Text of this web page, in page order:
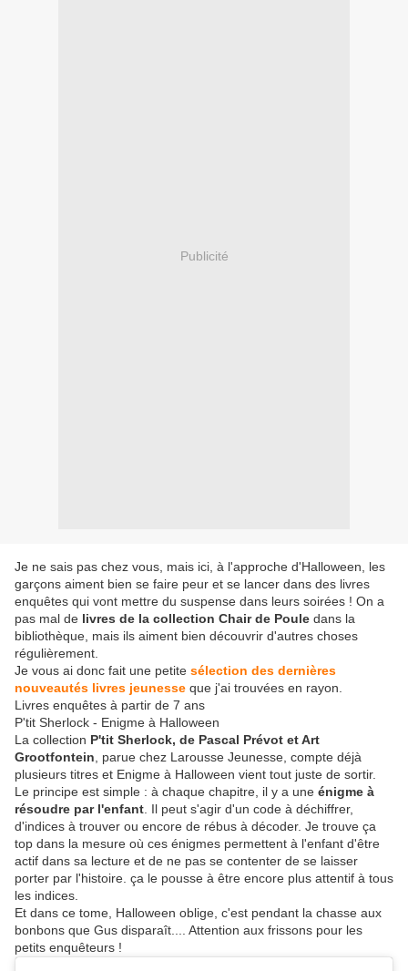
Publicité
Je ne sais pas chez vous, mais ici, à l'approche d'Halloween, les
garçons aiment bien se faire peur et se lancer dans des livres
enquêtes qui vont mettre du suspense dans leurs soirées ! On a
pas mal de livres de la collection Chair de Poule dans la
bibliothèque, mais ils aiment bien découvrir d'autres choses
régulièrement.
Je vous ai donc fait une petite sélection des dernières
nouveautés livres jeunesse que j'ai trouvées en rayon.
Livres enquêtes à partir de 7 ans
P'tit Sherlock - Enigme à Halloween
La collection P'tit Sherlock, de Pascal Prévot et Art
Grootfontein , parue chez Larousse Jeunesse, compte déjà
plusieurs titres et Enigme à Halloween vient tout juste de sortir.
Le principe est simple : à chaque chapitre, il y a une énigme à
résoudre par l'enfant . Il peut s'agir d'un code à déchiffrer,
d'indices à trouver ou encore de rébus à décoder. Je trouve ça
top dans la mesure où ces énigmes permettent à l'enfant d'être
actif dans sa lecture et de ne pas se contenter de se laisser
porter par l'histoire. ça le pousse à être encore plus attentif à tous
les indices.
Et dans ce tome, Halloween oblige, c'est pendant la chasse aux
bonbons que Gus disparaît.... Attention aux frissons pour les
petits enquêteurs !